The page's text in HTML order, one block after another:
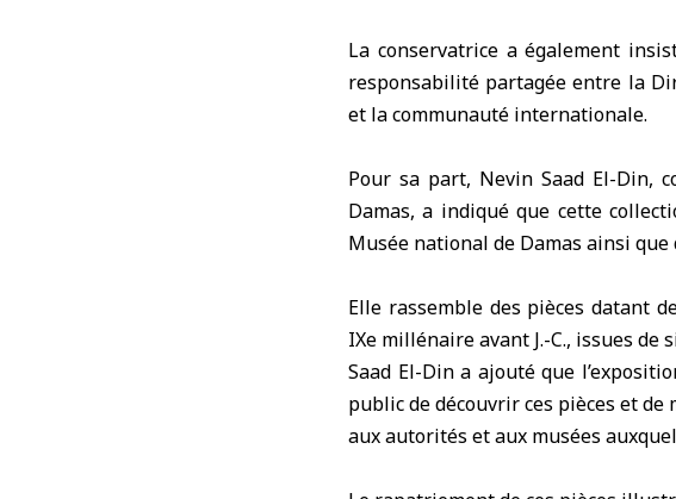
La conservatrice a également
responsabilité partagée entre la
et la communauté internationale.
Pour sa part, Nevin Saad El-Din,
Damas, a indiqué que cette
Musée national de Damas ainsi que
Elle rassemble des pièces datant
IXe millénaire avant J.-C., issues
Saad El-Din a ajouté que
public de découvrir ces pièces et
aux autorités et aux musées